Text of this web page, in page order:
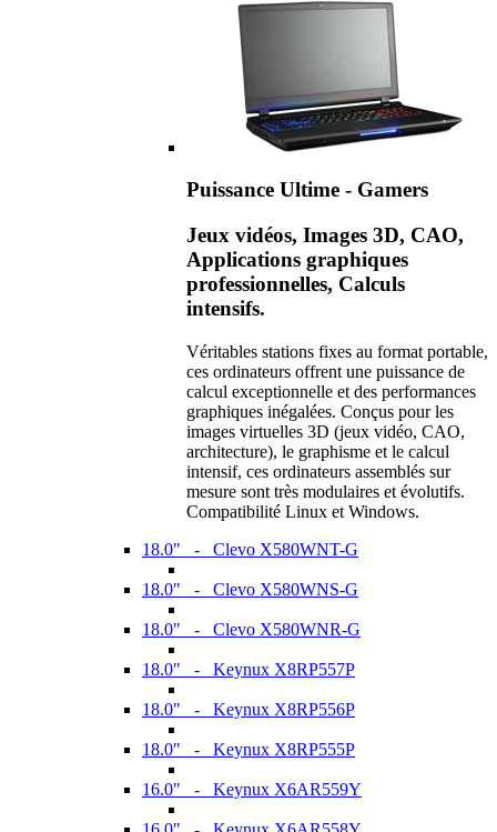
Puissance Ultime - Gamers
Jeux vidéos, Images 3D, CAO,
Applications graphiques
professionnelles, Calculs
intensifs.
Véritables stations fixes au format portable,
ces ordinateurs offrent une puissance de
calcul exceptionnelle et des performances
graphiques inégalées. Conçus pour les
images virtuelles 3D (jeux vidéo, CAO,
architecture), le graphisme et le calcul
intensif, ces ordinateurs assemblés sur
mesure sont très modulaires et évolutifs.
Compatibilité Linux et Windows.
18.0" - Clevo X580WNT-G
18.0" - Clevo X580WNS-G
18.0" - Clevo X580WNR-G
18.0" - Keynux X8RP557P
18.0" - Keynux X8RP556P
18.0" - Keynux X8RP555P
16.0" - Keynux X6AR559Y